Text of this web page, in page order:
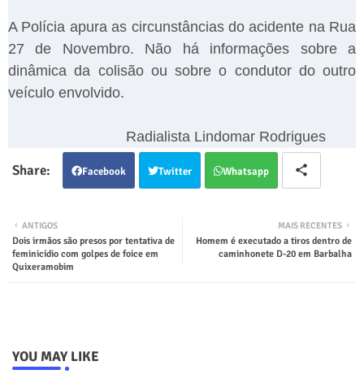
A Polícia apura as circunstâncias do acidente na Rua
27 de Novembro. Não há informações sobre a
dinâmica da colisão ou sobre o condutor do outro
veículo envolvido.
Radialista Lindomar Rodrigues
Facebook Twitter Whatsapp
MAIS RECENTES
Homem é executado a tiros dentro de
caminhonete D-20 em Barbalha
ANTIGOS
Dois irmãos são presos por tentativa de
feminicídio com golpes de foice em
Quixeramobim
YOU MAY LIKE